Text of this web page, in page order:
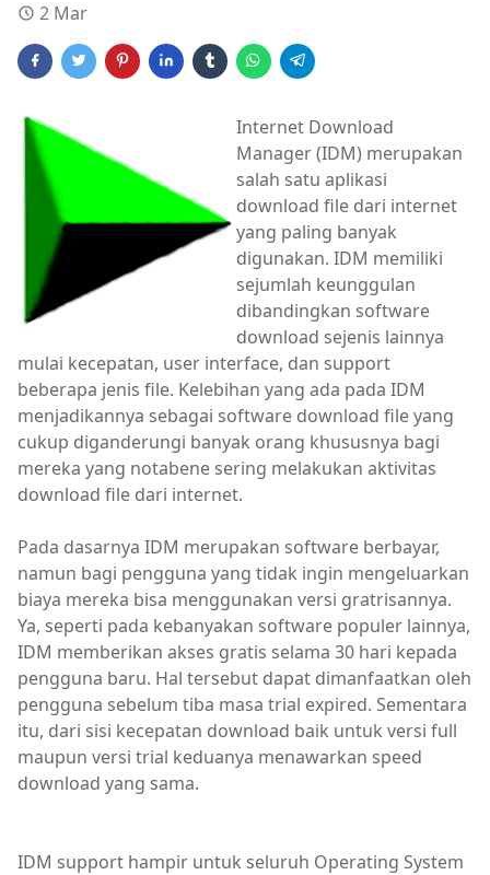
2 Mar
Internet Download
Manager (IDM) merupakan
salah satu aplikasi
download file dari internet
yang paling banyak
digunakan. IDM memiliki
sejumlah keunggulan
dibandingkan software
download sejenis lainnya
mulai kecepatan, user interface, dan support
beberapa jenis file. Kelebihan yang ada pada IDM
menjadikannya sebagai software download file yang
cukup diganderungi banyak orang khususnya bagi
mereka yang notabene sering melakukan aktivitas
download file dari internet.
Pada dasarnya IDM merupakan software berbayar,
namun bagi pengguna yang tidak ingin mengeluarkan
biaya mereka bisa menggunakan versi gratrisannya.
Ya, seperti pada kebanyakan software populer lainnya,
IDM memberikan akses gratis selama 30 hari kepada
pengguna baru. Hal tersebut dapat dimanfaatkan oleh
pengguna sebelum tiba masa trial expired. Sementara
itu, dari sisi kecepatan download baik untuk versi full
maupun versi trial keduanya menawarkan speed
download yang sama.
IDM support hampir untuk seluruh Operating System